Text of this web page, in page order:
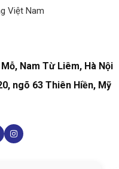
Việt Nam
Nam Từ Liêm, Hà Nội
ngõ 63 Thiên Hiền, Mỹ